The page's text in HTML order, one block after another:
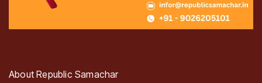
About Republic Samachar